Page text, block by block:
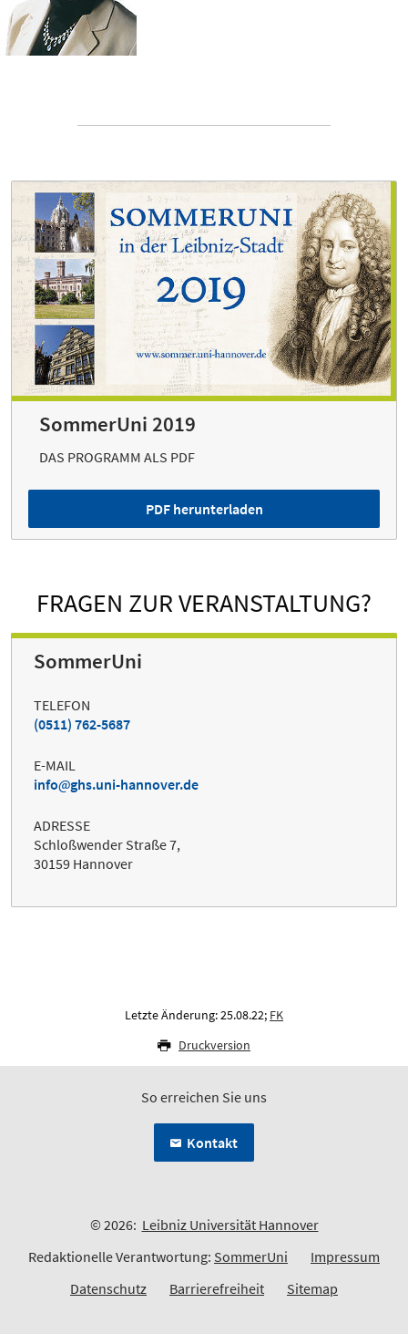
SommerUni 2019
DAS PROGRAMM ALS PDF
PDF herunterladen
FRAGEN ZUR VERANSTALTUNG?
SommerUni
TELEFON
(0511) 762-5687
E-MAIL
info
ghs.uni-hannover.de
ADRESSE
Schloßwender Straße 7,
30159 Hannover
Letzte Änderung: 25.08.22; FK
Druckversion
So erreichen Sie uns
Kontakt
© 2026: Leibniz Universität Hannover
Redaktionelle Verantwortung: SommerUni
Impressum
Datenschutz
Barrierefreiheit Sitemap